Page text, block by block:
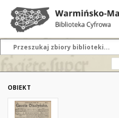
OBIEKT